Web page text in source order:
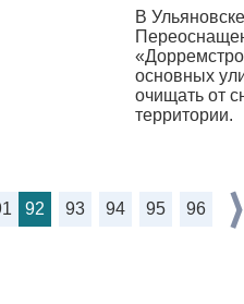
В
основных
очищать от
территории.
92 93 94 95 96